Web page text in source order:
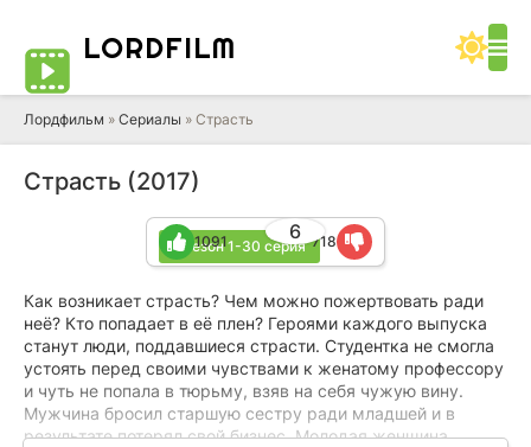
LORDFILM
Лордфильм » Сериалы » Страсть
Страсть (2017)
1 сезон 1-30 серия
6
1091 718
Как возникает страсть? Чем можно пожертвовать ради
неё? Кто попадает в её плен? Героями каждого выпуска
станут люди, поддавшиеся страсти. Студентка не смогла
устоять перед своими чувствами к женатому профессору
и чуть не попала в тюрьму, взяв на себя чужую вину.
Мужчина бросил старшую сестру ради младшей и в
результате потерял свой бизнес. Молодая женщина,